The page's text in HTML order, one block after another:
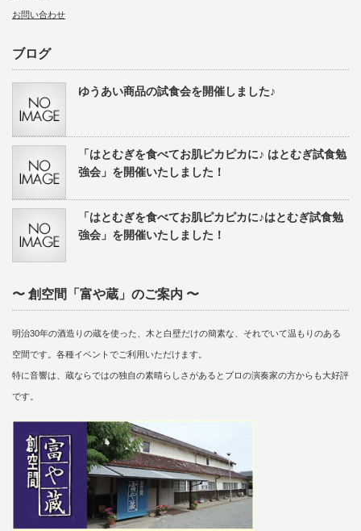
お問い合わせ
ブログ
ゆうあい商品の試食会を開催しました♪
「はとむぎを食べてお肌ピカピカに♪ はとむぎ試食勉
強会」を開催いたしました！
「はとむぎを食べてお肌ピカピカに♪はとむぎ試食勉
強会」を開催いたしました！
〜 創空間「富や蔵」のご案内 〜
明治30年の酒造りの蔵を使った、木と白壁だけの簡素な、それでいて温もりのある
空間です。各種イベントでご利用いただけます。
特に音響は、蔵ならではの独自の素晴らしさがあるとプロの演奏家の方からも大好評
です。